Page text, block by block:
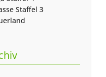
Staffel 3